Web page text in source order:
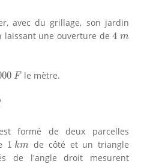
avec du grillage, son jardin
laissant une ouverture de4 m
4 m
F
F le mètre.
formé de deux parcelles
1 km
1 km de côté et un triangle
de l'angle droit mesurent